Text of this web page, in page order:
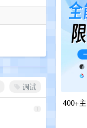
400+
调试
1